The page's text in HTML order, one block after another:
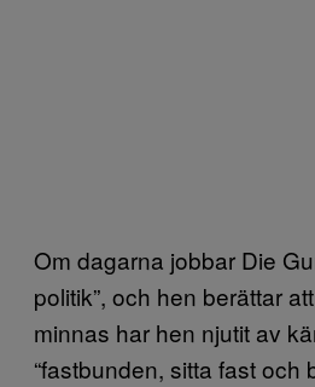
Om dagarna jobbar Die
politik”, och hen berättar
minnas har hen njutit av
“fastbunden, sitta fast och